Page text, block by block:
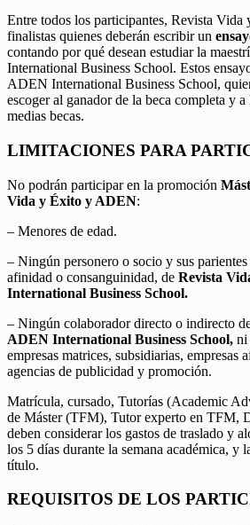
Entre todos los participantes, Revista Vida
finalistas quienes deberán escribir un
contando por qué desean estudiar la
International Business School. Estos
ADEN International Business School,
escoger al ganador de la beca completa y
medias becas.
LIMITACIONES PARA
No podrán participar en la promoción
Vida y Éxito y ADEN:
– Menores de edad.
– Ningún personero o socio y sus
afinidad o consanguinidad, de Revista
International Business School.
– Ningún colaborador directo o indirecto
ADEN International Business School, ni
empresas matrices, subsidiarias, empresas
agencias de publicidad y promoción.
Matrícula, cursado, Tutorías (Academic
de Máster (TFM), Tutor experto en TFM,
deben considerar los gastos de traslado y
los 5 días durante la semana académica, y
título.
REQUISITOS DE LOS